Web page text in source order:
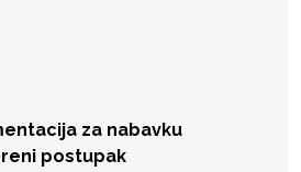
za nabavku
postupak